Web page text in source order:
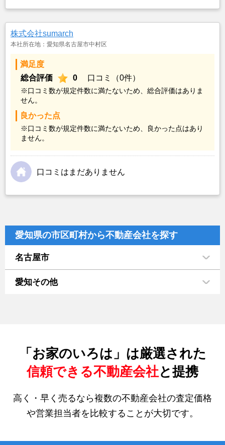
株式会社sumarch
本社所在地：愛知県名古屋市中村区
満足度
総合評価
0 口コミ（0件）
※口コミ数が規定件数に満たないため、総合評価はありま
せん。
良かった点
※口コミ数が規定件数に満たないため、良かった点はあり
ません。
口コミはまだありません
愛知県の市区町村から不動産会社を探す
名古屋市
愛知その他
「お家のいろは」は厳選された
信頼できる不動産会社と提携
高く・早く売るなら複数の不動産会社の査定価格
や営業担当者を比較することが大切です。